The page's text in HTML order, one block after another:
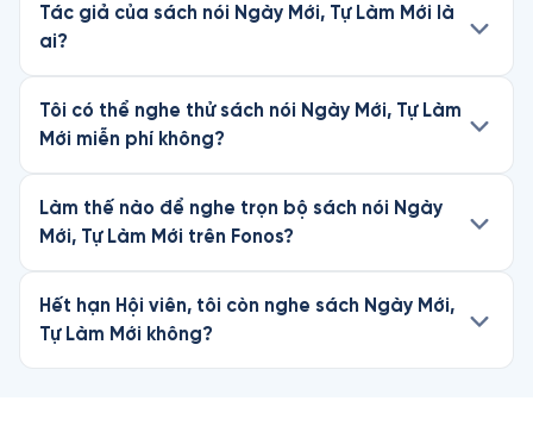
Tác giả của sách nói Ngày Mới, Tự Làm Mới là
ai?
Tôi có thể nghe thử sách nói Ngày Mới, Tự Làm
Mới miễn phí không?
Làm thế nào để nghe trọn bộ sách nói Ngày
Mới, Tự Làm Mới trên Fonos?
Hết hạn Hội viên, tôi còn nghe sách Ngày Mới,
Tự Làm Mới không?